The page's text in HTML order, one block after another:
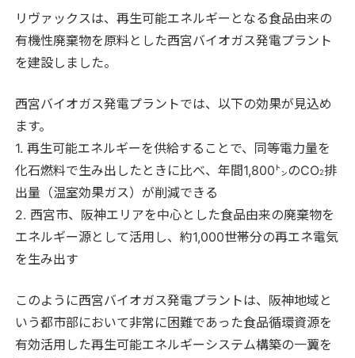
リヴァックスは、再生可能エネルギーとなる食品由来の
有機性廃棄物を原料とした西宮バイオガス発電プラント
を建設しました。
西宮バイオガス発電プラントでは、以下の効果が見込め
ます。
1. 再生可能エネルギーを供給することで、同等電力量を
化石燃料で生み出したときに比べ、年間1,800㌧のCO2排
出量（温室効果ガス）が削減できる
2. 西宮市、阪神エリアを中心とした食品由来の廃棄物を
エネルギー源として活用し、約1,000世帯分の再エネ電気
を生み出す
このように西宮バイオガス発電プラントは、阪神地域と
いう都市部において非常に困難であった食品循環資源を
有効活用した再生可能エネルギーシステム構築の一翼を